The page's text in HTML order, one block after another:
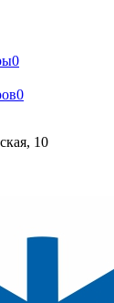
0
0
10